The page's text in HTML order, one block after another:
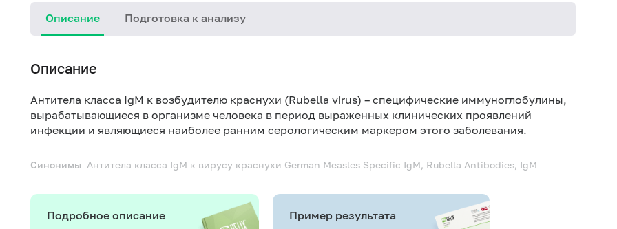
Описание Подготовка к анализу
Описание
Антитела класса IgM к возбудителю краснухи (Rubella virus) – специфические иммуноглобулины,
вырабатывающиеся в организме человека в период выраженных клинических проявлений
инфекции и являющиеся наиболее ранним серологическим маркером этого заболевания.
Синонимы Антитела класса IgM к вирусу краснухи German Measles Specific IgM, Rubella Antibodies, IgM
Подробное описание Пример результата